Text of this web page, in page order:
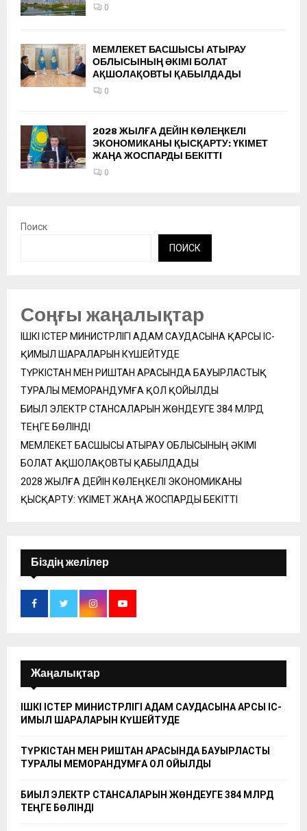
0
МЕМЛЕКЕТ БАСШЫСЫ АТЫРАУ
ОБЛЫСЫНЫҢ ӘКІМІ БОЛАТ
АҚШОЛАҚОВТЫ ҚАБЫЛДАДЫ
0
2028 ЖЫЛҒА ДЕЙІН КӨЛЕҢКЕЛІ
ЭКОНОМИКАНЫ ҚЫСҚАРТУ: ҮКІМЕТ
ЖАҢА ЖОСПАРДЫ БЕКІТТІ
0
Поиск
ПОИСК
Соңғы жаңалықтар
ІШКІ ІСТЕР МИНИСТРЛІГІ АДАМ САУДАСЫНА ҚАРСЫ ІС-
ҚИМЫЛ ШАРАЛАРЫН КҮШЕЙТУДЕ
ТҮРКІСТАН МЕН РИШТАН АРАСЫНДА БАУЫРЛАСТЫҚ
ТУРАЛЫ МЕМОРАНДУМҒА ҚОЛ ҚОЙЫЛДЫ
БИЫЛ ЭЛЕКТР СТАНСАЛАРЫН ЖӨНДЕУГЕ 384 МЛРД
ТЕҢГЕ БӨЛІНДІ
МЕМЛЕКЕТ БАСШЫСЫ АТЫРАУ ОБЛЫСЫНЫҢ ӘКІМІ
БОЛАТ АҚШОЛАҚОВТЫ ҚАБЫЛДАДЫ
2028 ЖЫЛҒА ДЕЙІН КӨЛЕҢКЕЛІ ЭКОНОМИКАНЫ
ҚЫСҚАРТУ: ҮКІМЕТ ЖАҢА ЖОСПАРДЫ БЕКІТТІ
Біздің желілер
Жаңалықтар
ІШКІ ІСТЕР МИНИСТРЛІГІ АДАМ САУДАСЫНА ҚАРСЫ ІС-
ҚИМЫЛ ШАРАЛАРЫН КҮШЕЙТУДЕ
ТҮРКІСТАН МЕН РИШТАН АРАСЫНДА БАУЫРЛАСТЫҚ
ТУРАЛЫ МЕМОРАНДУМҒА ҚОЛ ҚОЙЫЛДЫ
БИЫЛ ЭЛЕКТР СТАНСАЛАРЫН ЖӨНДЕУГЕ 384 МЛРД
ТЕҢГЕ БӨЛІНДІ